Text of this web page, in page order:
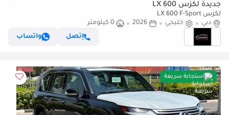
جديدة لكزس LX 600
لكزس LX 600 F-Sport
دبي
خليجي 2026
0 كيلومتر
إتصل
واتساب
استجابة سريعة